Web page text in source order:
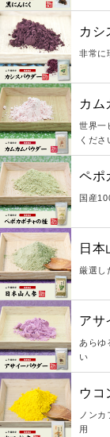
カシ
非常に
カム
世界一
くださ
ペポ
国産
日本
厳選し
アサ
あらゆ
い
ウコ
ノンカ
用